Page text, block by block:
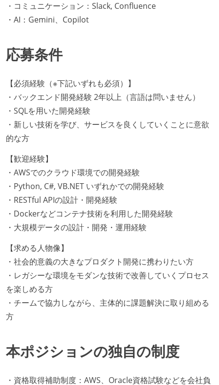
・コミュニケーション：Slack, Confluence
・AI：Gemini、Copilot
応募条件
【必須経験（※下記いずれも必須）】
・バックエンド開発経験 2年以上（言語は問いません）
・SQLを用いた開発経験
・新しい技術を学び、サービスを良くしていくことに意欲
的な方
【歓迎経験】
・AWSでのクラウド環境での開発経験
・Python, C#, VB.NET いずれかでの開発経験
・RESTful APIの設計・開発経験
・Dockerなどコンテナ技術を利用した開発経験
・大規模データの設計・開発・運用経験
【求める人物像】
・社会的意義の大きなプロダクト開発に携わりたい方
・レガシーな環境をモダンな技術で改善していくプロセス
を楽しめる方
・チームで協力しながら、主体的に課題解決に取り組める
方
本ポジションの独自の制度
・資格取得補助制度：AWS、Oracle資格試験などを会社負